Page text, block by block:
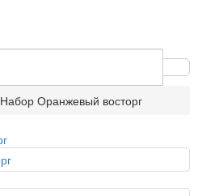
Набор Оранжевый восторг